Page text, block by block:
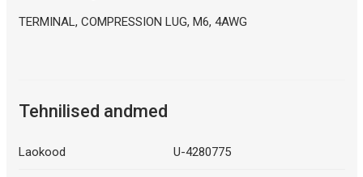
TERMINAL, COMPRESSION LUG, M6, 4AWG
Tehnilised andmed
Laokood U-4280775